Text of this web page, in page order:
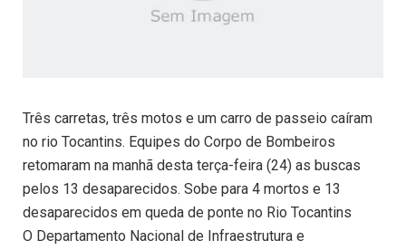
Três carretas, três motos e um carro de passeio caíram
no rio Tocantins. Equipes do Corpo de Bombeiros
retomaram na manhã desta terça-feira (24) as buscas
pelos 13 desaparecidos. Sobe para 4 mortos e 13
desaparecidos em queda de ponte no Rio Tocantins
O Departamento Nacional de Infraestrutura e